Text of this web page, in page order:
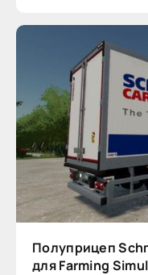
Полуприцеп
для Farming